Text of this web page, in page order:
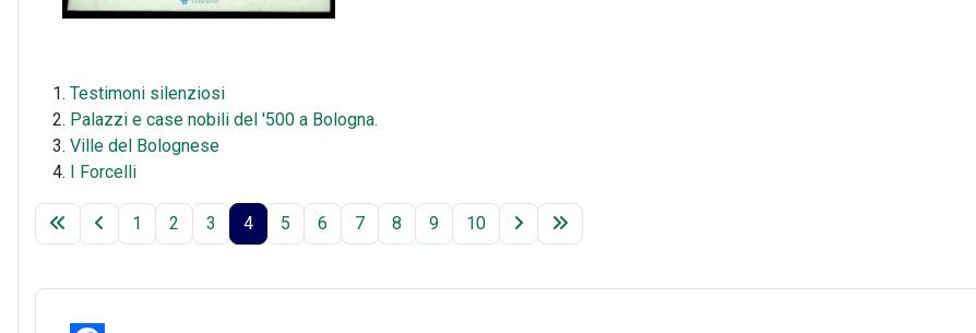
Testimoni silenziosi
Palazzi e case nobili del '500 a Bologna.
Ville del Bolognese
I Forcelli
1 2 3 4 5 6 7 8 9 10